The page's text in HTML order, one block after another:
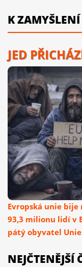
K ZAMYŠLENÍ
JED
Evropská unie
93,3 milionu lidí v
pátý obyvatel
NEJČTENĚJŠÍ